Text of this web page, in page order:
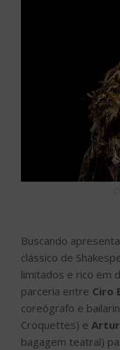
Buscando
clássico de
limitados e rico em
parceria entre Ciro
coreógrafo e
Croquettes) e
bagagem teatral)